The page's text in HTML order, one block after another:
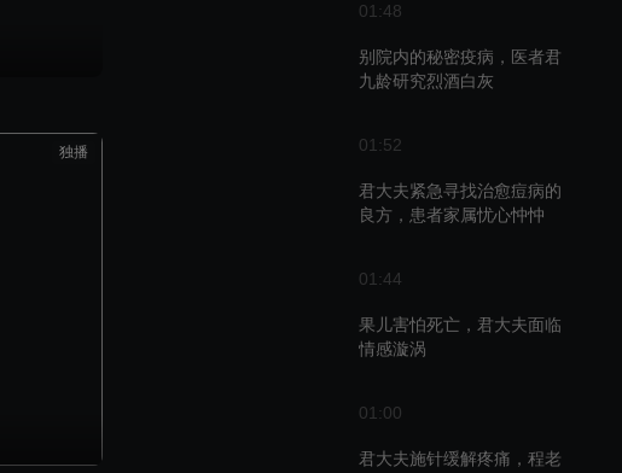
01:48
别院内的秘密疫病，医者君
九龄研究烈酒白灰
01:52
君大夫紧急寻找治愈痘病的
良方，患者家属忧心忡忡
01:44
果儿害怕死亡，君大夫面临
情感漩涡
01:00
君大夫施针缓解疼痛，程老
独播